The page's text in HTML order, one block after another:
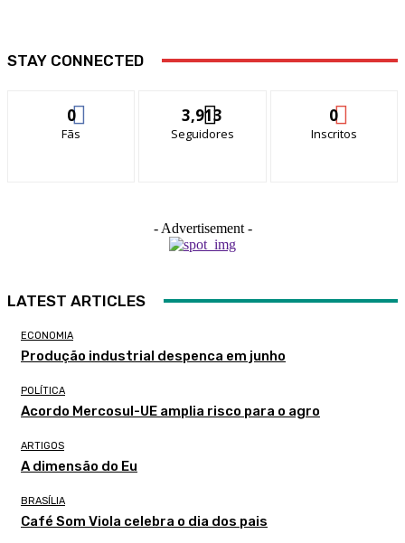
STAY CONNECTED
0
Fãs
3,913
Seguidores
0
Inscritos
- Advertisement -
LATEST ARTICLES
ECONOMIA
Produção industrial despenca em junho
POLÍTICA
Acordo Mercosul-UE amplia risco para o agro
ARTIGOS
A dimensão do Eu
BRASÍLIA
Café Som Viola celebra o dia dos pais